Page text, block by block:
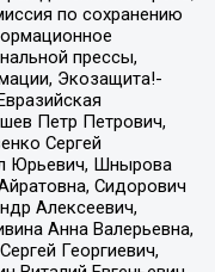
по сохранению
прессы,
Экозащита!-
Петр Петрович,
Сергей
Юрьевич, Шнырова
Сидорович
Алексеевич,
Анна Валерьевна,
Георгиевич,